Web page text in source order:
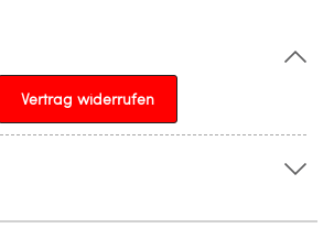
Vertrag widerrufen